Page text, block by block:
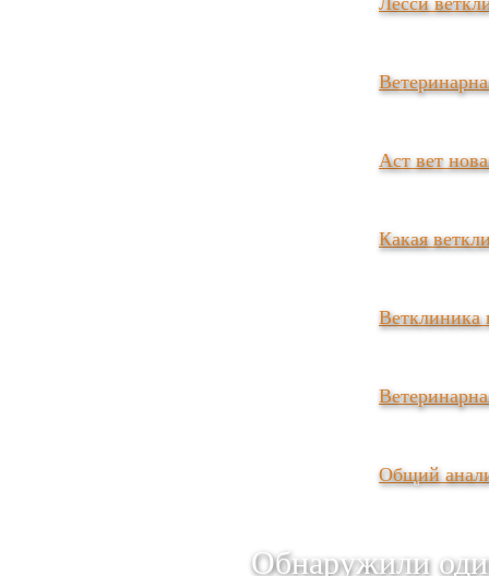
Аст вет
Какая
Ветклиника
Общий
Обнаружили